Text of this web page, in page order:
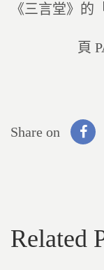
《三言堂》的
頁
Share on
Related